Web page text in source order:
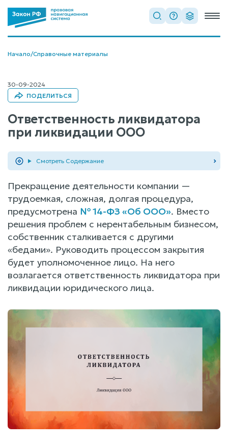
Начало/Справочные материалы
30-09-2024
ПОДЕЛИТЬСЯ
Ответственность ликвидатора
при ликвидации ООО
Смотреть Содержание
Прекращение деятельности компании —
трудоемкая, сложная, долгая процедура,
предусмотрена № 14-ФЗ «Об ООО». Вместо
решения проблем с нерентабельным бизнесом,
собственник сталкивается с другими
«бедами». Руководить процессом закрытия
будет уполномоченное лицо. На него
возлагается ответственность ликвидатора при
ликвидации юридического лица.